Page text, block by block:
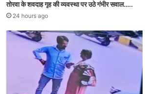
तोरवा के शवदाह गृह की व्यवस्था पर उठे गंभीर सवाल…..
24 hours ago